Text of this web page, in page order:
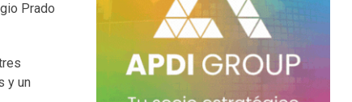
Prado
y un